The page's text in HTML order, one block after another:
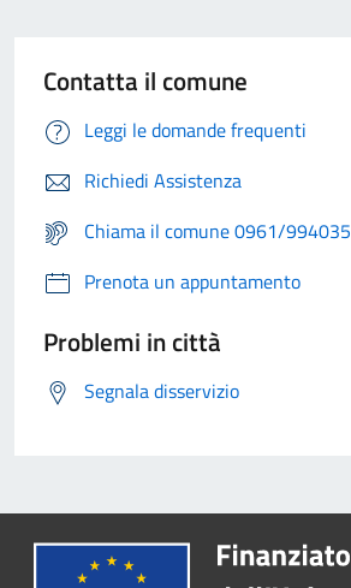
Contatta il comune
Leggi le domande frequenti
Richiedi Assistenza
Chiama il comune 0961/994035
Prenota un appuntamento
Problemi in città
Segnala disservizio